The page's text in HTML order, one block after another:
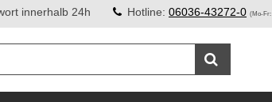
innerhalb 24h Hotline: 06036-43272-0 (Mo-Fr: